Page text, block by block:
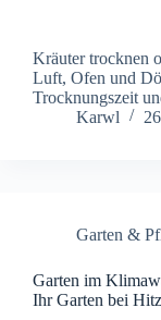
Kräuter trocknen
Luft, Ofen und
Trocknungszeit
Karwl
Garten &
Garten im
Ihr Garten bei